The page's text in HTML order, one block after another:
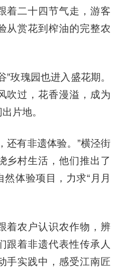
着二十四节气走，游客
从赏花到榨油的完整农
瑰园也进入盛花期。
吹过，花香漫溢，成为
片地。
有非遗体验。”横泾街
乡村生活，他们推出了
体验项目，力求“月月
农户认识农作物，辨
跟着非遗代表性传承人
手实践中，感受江南匠